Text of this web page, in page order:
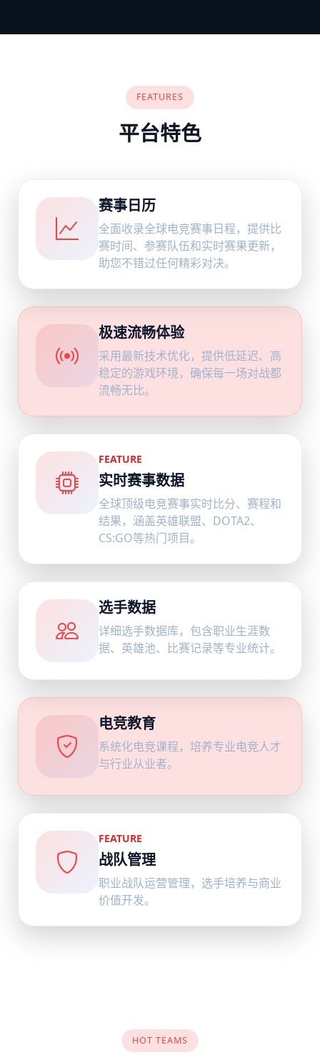
FEATURES
平台特色
赛事日历
全面收录全球电竞赛事日程，提供比
赛时间、参赛队伍和实时赛果更新，
助您不错过任何精彩对决。
极速流畅体验
采用最新技术优化，提供低延迟、高
稳定的游戏环境，确保每一场对战都
流畅无比。
FEATURE
实时赛事数据
全球顶级电竞赛事实时比分、赛程和
结果，涵盖英雄联盟、DOTA2、
CS:GO等热门项目。
选手数据
详细选手数据库，包含职业生涯数
据、英雄池、比赛记录等专业统计。
电竞教育
系统化电竞课程，培养专业电竞人才
与行业从业者。
FEATURE
战队管理
职业战队运营管理，选手培养与商业
价值开发。
HOT TEAMS